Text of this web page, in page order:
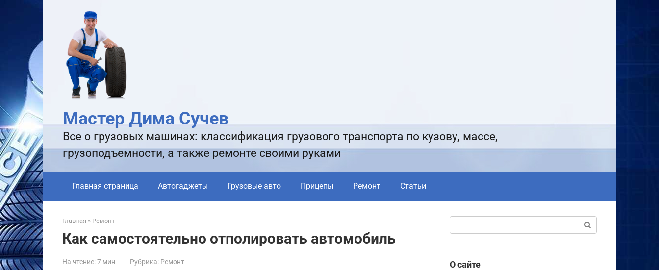
Мастер Дима Сучев
Все о грузовых машинах: классификация грузового транспорта по кузову, массе,
грузоподъемности, а также ремонте своими руками
Главная страница Автогаджеты Грузовые авто Прицепы Ремонт Статьи
Главная » Ремонт
Как самостоятельно отполировать автомобиль
На чтение:7 мин Рубрика: Ремонт О сайте